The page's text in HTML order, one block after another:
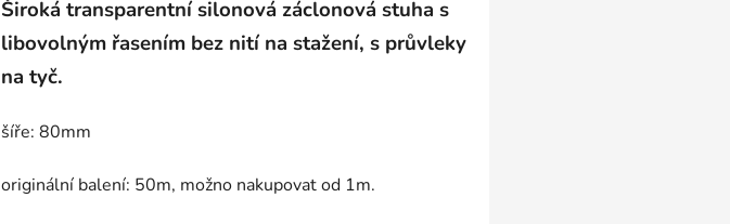
Široká transparentní silonová záclonová stuha s
libovolným řasením bez nití na stažení, s průvleky
na tyč.
šíře: 80mm
originální balení: 50m, možno nakupovat od 1m.